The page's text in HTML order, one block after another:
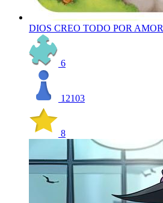
DIOS CREO TODO POR AMOR
6
12103
8